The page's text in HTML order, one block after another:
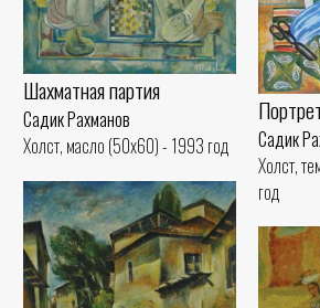
Садик
Холст,
год
Шахматная партия
Садик Рахманов
Холст, масло (50x60) - 1993 год